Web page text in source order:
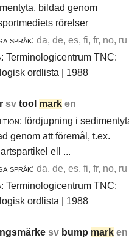
bildad genom
rörelser
språk: da, de, es, fi, fr, no, ru
Terminologicentrum TNC:
ordlista | 1988
svtool mark en
fördjupning i
genom att föremål, t.ex.
ell ...
språk: da, de, es, fi, fr, no, ru
Terminologicentrum TNC:
ordlista | 1988
sv bump mark en